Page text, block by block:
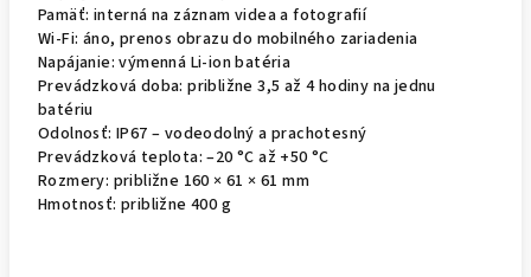
Pamäť: interná na záznam videa a fotografií
Wi-Fi: áno, prenos obrazu do mobilného zariadenia
Napájanie: výmenná Li-ion batéria
Prevádzková doba: približne 3,5 až 4 hodiny na jednu
batériu
Odolnosť: IP67 – vodeodolný a prachotesný
Prevádzková teplota: –20 °C až +50 °C
Rozmery: približne 160 × 61 × 61 mm
Hmotnosť: približne 400 g